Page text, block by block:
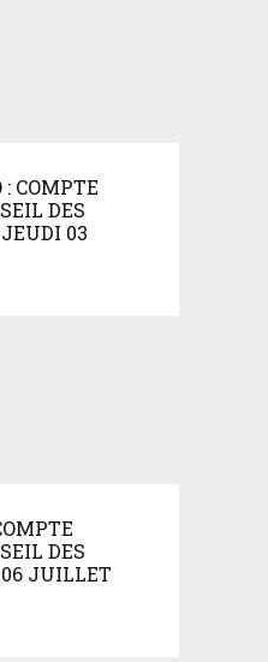
COMPTE
DES
03
DES
JUILLET